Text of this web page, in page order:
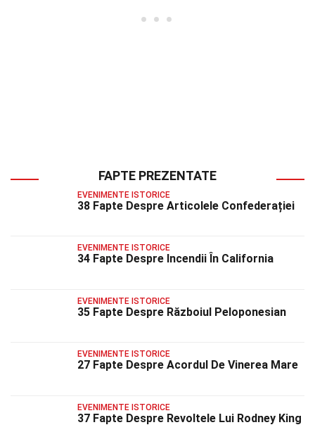
FAPTE PREZENTATE
EVENIMENTE ISTORICE
38 Fapte Despre Articolele Confederației
EVENIMENTE ISTORICE
34 Fapte Despre Incendii În California
EVENIMENTE ISTORICE
35 Fapte Despre Războiul Peloponesian
EVENIMENTE ISTORICE
27 Fapte Despre Acordul De Vinerea Mare
EVENIMENTE ISTORICE
37 Fapte Despre Revoltele Lui Rodney King